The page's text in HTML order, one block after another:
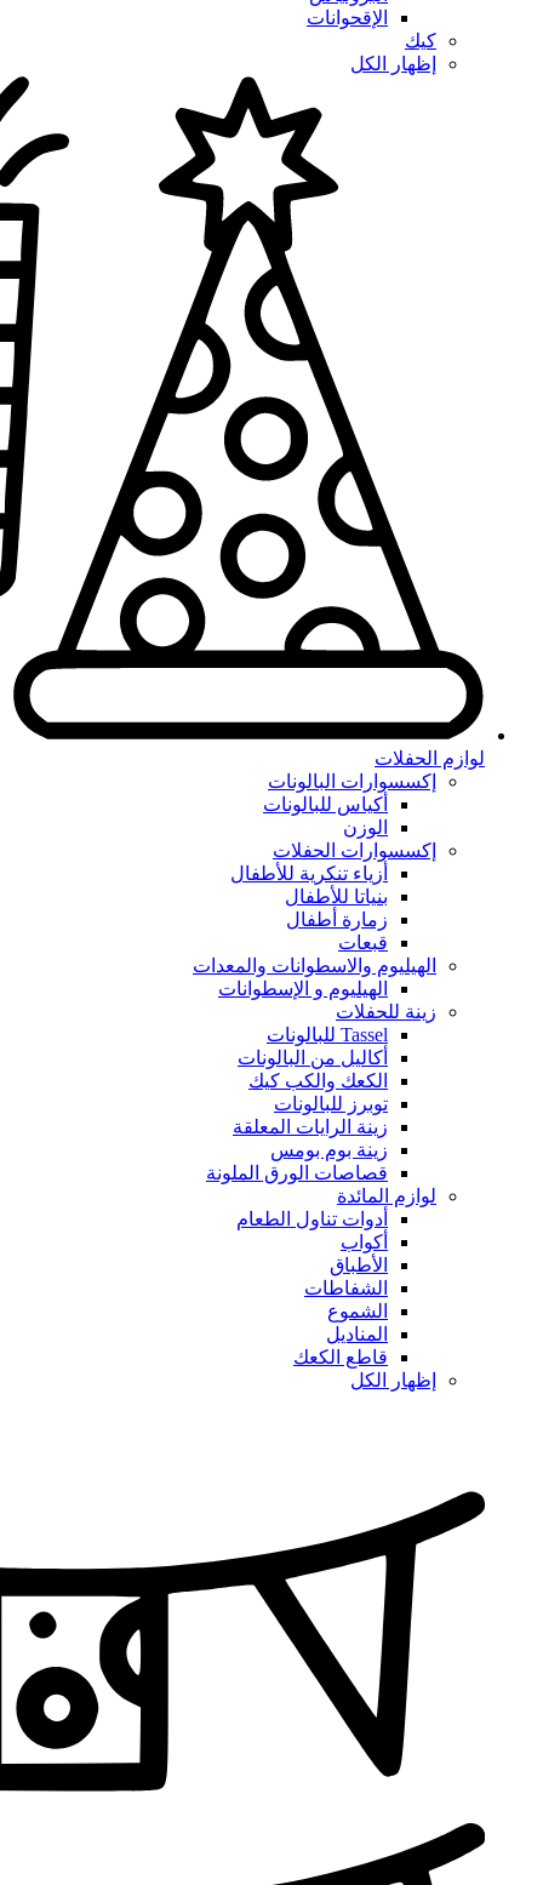
الإقحوانات
كيك
إظهار الكل
لوازم الحفلات
إكسسوارات البالونات
أكياس للبالونات
الوزن
إكسسوارات الحفلات
أزياء تنكرية للأطفال
بنياتا للأطفال
زمارة أطفال
قبعات
الهيليوم والاسطوانات والمعدات
الهيليوم و الإسطوانات
زينة للحفلات
Tassel للبالونات
أكاليل من البالونات
الكعك والكب كيك
توبرز للبالونات
زينة الرايات المعلقة
زينة بوم بومس
قصاصات الورق الملونة
لوازم المائدة
أدوات تناول الطعام
أكواب
الأطباق
الشفاطات
الشموع
المناديل
قاطع الكعك
إظهار الكل